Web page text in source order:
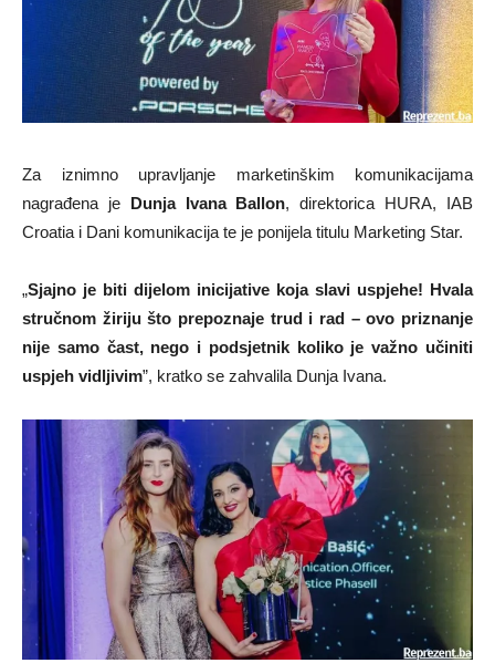
Za iznimno upravljanje marketinškim komunikacijama
nagrađena je
Dunja Ivana Ballon, direktorica HURA, IAB
Croatia i Dani komunikacija te je ponijela titulu Marketing Star.
„Sjajno je biti dijelom inicijative koja slavi uspjehe! Hvala
stručnom žiriju što prepoznaje trud i rad – ovo priznanje
nije samo čast, nego i podsjetnik koliko je važno učiniti
uspjeh vidljivim”, kratko se zahvalila Dunja Ivana.